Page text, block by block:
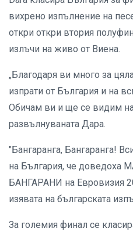
вихрено изпълнение на
откри откри втория
излъчи на живо от Виена.
„Благодаря ви много за
изпрати от България и на
Обичам ви и ще се видим
развълнуваната Дара.
"Бангаранга, Бангаранга!
на България, че
БАНГАРАНИ на Евровизия
изявата на българската
За големия финал се